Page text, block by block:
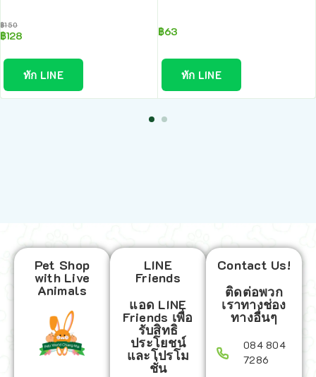
฿150
฿128
ทัก LINE
฿63
ทัก LINE
Pet Shop
with Live
Animals
LINE
Friends
แอด LINE
Friends เพื่อ
รับสิทธิ
ประโยชน์
และโปรโม
ชั่น
Contact Us!
ติดต่อพวก
เราทางช่อง
ทางอื่นๆ
084 804
7286